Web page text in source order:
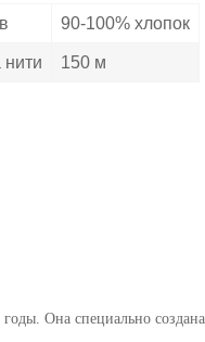
90-100% хлопок
150 м
Она специально